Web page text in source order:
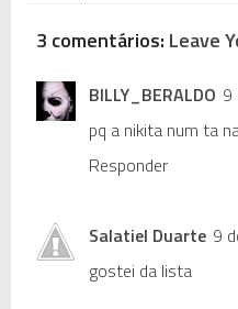
3 comentários: Leave
BILLY_BERALDO 9
pq a nikita num ta
Responder
Salatiel Duarte 9
gostei da lista